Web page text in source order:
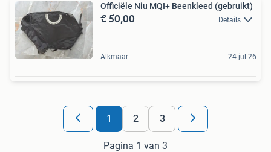
Officiële Niu MQI+ Beenkleed (gebruikt)
€ 50,00 Details
Alkmaar 24 jul 26
1 2 3
Pagina 1 van 3